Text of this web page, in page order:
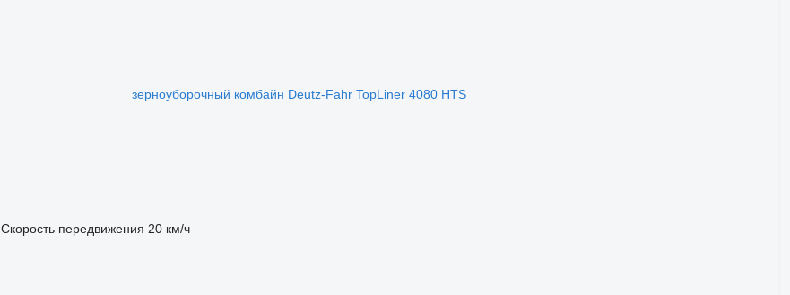
зерноуборочный комбайн Deutz-Fahr TopLiner 4080 HTS
Скорость передвижения 20 км/ч